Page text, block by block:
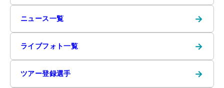
ニュース一覧 →
ライブフォト一覧 →
ツアー登録選手 →